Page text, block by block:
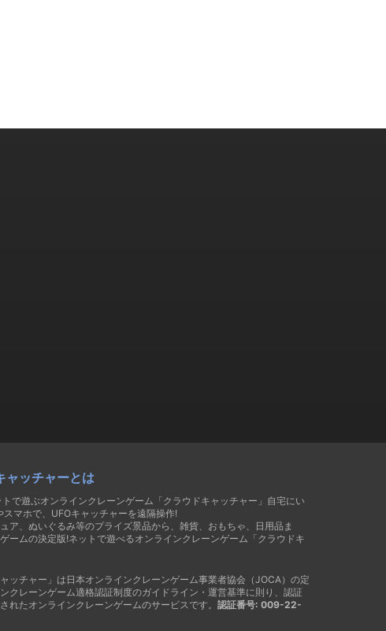
ャッチャーとは
で遊ぶオンラインクレーンゲーム「クラウドキャッチャー」自宅にい
スマホで、UFOキャッチャーを遠隔操作!
ア、ぬいぐるみ等のプライズ景品から、雑貨、おもちゃ、日用品ま
ームの決定版!ネットで遊べるオンラインクレーンゲーム「クラウドキ
ャッチャー」は日本オンラインクレーンゲーム事業者協会（JOCA）の定
クレーンゲーム適格認証制度のガイドライン・運営基準に則り、認証
れたオンラインクレーンゲームのサービスです。 認証番号: 009-22-